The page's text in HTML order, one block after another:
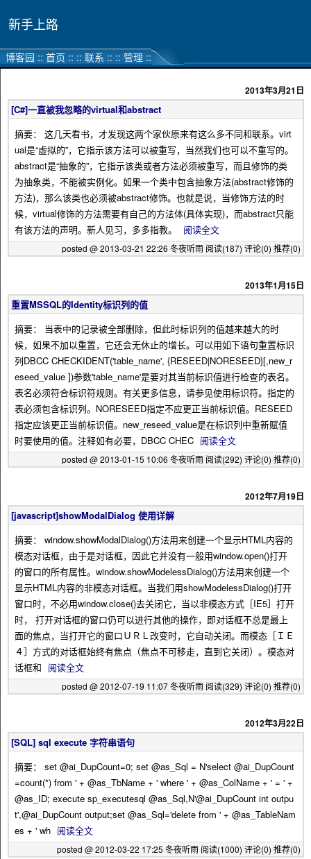
新手上路
博客园 :: 首页 :: :: 联系 :: :: 管理 ::
2013年3月21日
[C#]一直被我忽略的virtual和abstract
摘要： 这几天看书，才发现这两个家伙原来有这么多不同和联系。virt
ual是“虚拟的”，它指示该方法可以被重写，当然我们也可以不重写的。
abstract是“抽象的”，它指示该类或者方法必须被重写，而且修饰的类
为抽象类，不能被实例化。如果一个类中包含抽象方法(abstract修饰的
方法)，那么该类也必须被abstract修饰。也就是说，当修饰方法的时
候，virtual修饰的方法需要有自己的方法体(具体实现)，而abstract只能
有该方法的声明。新人见习，多多指教。
阅读全文
posted @ 2013-03-21 22:26 冬夜听雨 阅读(187) 评论(0) 推荐(0)
2013年1月15日
重置MSSQL的Identity标识列的值
摘要： 当表中的记录被全部删除，但此时标识列的值越来越大的时
候，如果不加以重置，它还会无休止的增长。可以用如下语句重置标识
列DBCC CHECKIDENT('table_name', {RESEED|NORESEED}[,new_r
eseed_value ])参数'table_name'是要对其当前标识值进行检查的表名。
表名必须符合标识符规则。有关更多信息，请参见使用标识符。指定的
表必须包含标识列。NORESEED指定不应更正当前标识值。RESEED
指定应该更正当前标识值。new_reseed_value是在标识列中重新赋值
时要使用的值。注释如有必要，DBCC CHEC 阅读全文
posted @ 2013-01-15 10:06 冬夜听雨 阅读(292) 评论(0) 推荐(0)
2012年7月19日
[javascript]showModalDialog 使用详解
摘要： window.showModalDialog()方法用来创建一个显示HTML内容的
模态对话框，由于是对话框，因此它并没有一般用window.open()打开
的窗口的所有属性。window.showModelessDialog()方法用来创建一个
显示HTML内容的非模态对话框。当我们用showModelessDialog()打开
窗口时，不必用window.close()去关闭它，当以非模态方式［IE5］打开
时， 打开对话框的窗口仍可以进行其他的操作，即对话框不总是最上
面的焦点，当打开它的窗口ＵＲＬ改变时，它自动关闭。而模态［ＩＥ
４］方式的对话框始终有焦点（焦点不可移走，直到它关闭）。模态对
话框和 阅读全文
posted @ 2012-07-19 11:07 冬夜听雨 阅读(329) 评论(0) 推荐(0)
2012年3月22日
[SQL] sql execute 字符串语句
摘要： set @ai_DupCount=0; set @as_Sql = N'select @ai_DupCount
=count(*) from ' + @as_TbName + ' where ' + @as_ColName + ' = ' +
@as_ID; execute sp_executesql @as_Sql,N'@ai_DupCount int outpu
t',@ai_DupCount output;set @as_Sql='delete from ' + @as_TableNam
es + ' wh 阅读全文
posted @ 2012-03-22 17:25 冬夜听雨 阅读(1000) 评论(0) 推荐(0)